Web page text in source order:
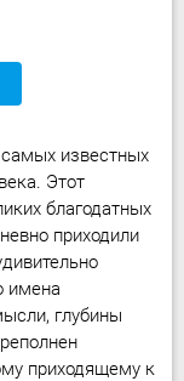
известных
Этот
благодатных
приходили
имена
глубины
приходящему к